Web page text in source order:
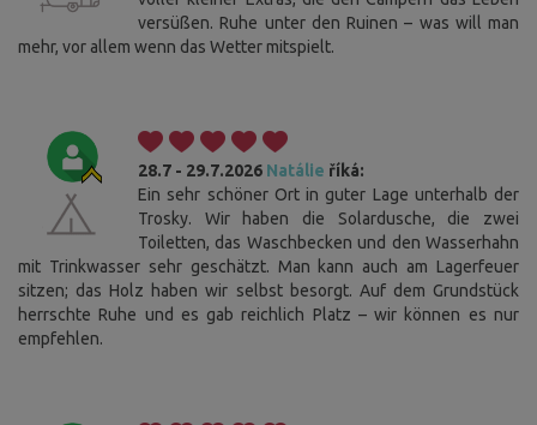
versüßen. Ruhe unter den Ruinen – was will man
mehr, vor allem wenn das Wetter mitspielt.
28.7 - 29.7.2026 Natálie říká:
Ein sehr schöner Ort in guter Lage unterhalb der
Trosky. Wir haben die Solardusche, die zwei
Toiletten, das Waschbecken und den Wasserhahn
mit Trinkwasser sehr geschätzt. Man kann auch am Lagerfeuer
sitzen; das Holz haben wir selbst besorgt. Auf dem Grundstück
herrschte Ruhe und es gab reichlich Platz – wir können es nur
empfehlen.